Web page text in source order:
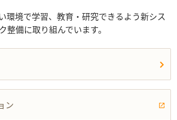
環境で学習、教育・研究できるよう新シス
整備に取り組んでいます。
ン